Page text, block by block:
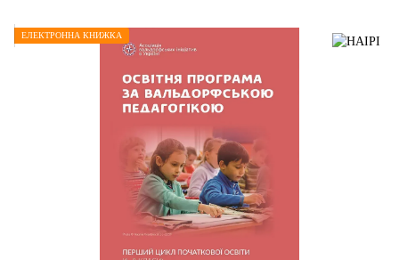
ЕЛЕКТРОННА КНИЖКА